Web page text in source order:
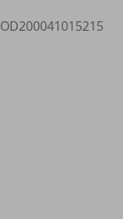
OD200041015215